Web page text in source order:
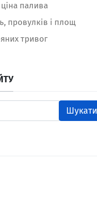
палива
провулків і площ
тривог
Шукати